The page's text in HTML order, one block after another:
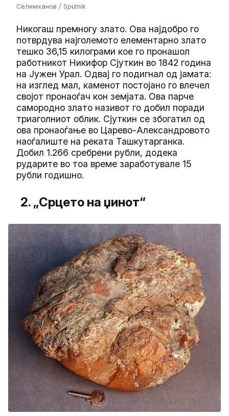
Селимханов / Sputnik
Никогаш премногу злато. Ова најдобро го
потврдува најголемото елементарно злато
тешко 36,15 килограми кое го пронашол
работникот Никифор Сјуткин во 1842 година
на Јужен Урал. Одвај го подигнал од јамата:
на изглед мал, каменот постојано го влечел
својот пронаоѓач кон земјата. Ова парче
самородно злато називот го добил поради
триаголниот облик. Сјуткин се збогатил од
ова пронаоѓање во Царево-Александровото
наоѓалиште на реката Ташкутарганка.
Добил 1.266 сребрени рубли, додека
рударите во тоа време заработувале 15
рубли годишно.
2. „Срцето на џинот“